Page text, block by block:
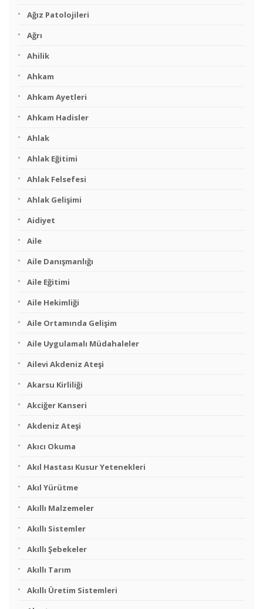
Ağız Patolojileri
Ağrı
Ahilik
Ahkam
Ahkam Ayetleri
Ahkam Hadisler
Ahlak
Ahlak Eğitimi
Ahlak Felsefesi
Ahlak Gelişimi
Aidiyet
Aile
Aile Danışmanlığı
Aile Eğitimi
Aile Hekimliği
Aile Ortamında Gelişim
Aile Uygulamalı Müdahaleler
Ailevi Akdeniz Ateşi
Akarsu Kirliliği
Akciğer Kanseri
Akdeniz Ateşi
Akıcı Okuma
Akıl Hastası Kusur Yetenekleri
Akıl Yürütme
Akıllı Malzemeler
Akıllı Sistemler
Akıllı Şebekeler
Akıllı Tarım
Akıllı Üretim Sistemleri